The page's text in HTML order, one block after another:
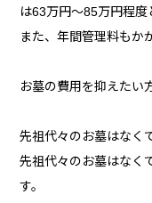
は63万円～85万円程度
また、年間管理料もか
お墓の費用を抑えたい
先祖代々のお墓はなく
先祖代々のお墓はなく
す。